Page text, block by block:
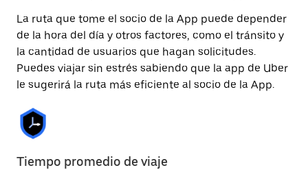
La ruta que tome el socio de la App puede depender
de la hora del día y otros factores, como el tránsito y
la cantidad de usuarios que hagan solicitudes.
Puedes viajar sin estrés sabiendo que la app de Uber
le sugerirá la ruta más eficiente al socio de la App.
Tiempo promedio de viaje